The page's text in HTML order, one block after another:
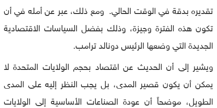
تقديره بدقة في الوقت الحالي. ومع ذلك، عبر عن أمله في أن
تكون هذه الفترة وجيزة، وذلك بفضل السياسات الاقتصادية
الجديدة التي وضعها الرئيس دونالد ترامب.
ويشير إلى أن الحديث عن اقتصاد بحجم الولايات المتحدة لا
يمكن أن يكون قصير المدى، بل يجب النظر إليه على المدى
الطويل، موضحاً أن عودة الصناعات الأساسية إلى الولايات